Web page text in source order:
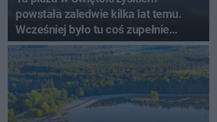
powstała zaledwie kilka lat temu.
Wcześniej było tu coś zupełnie
innego